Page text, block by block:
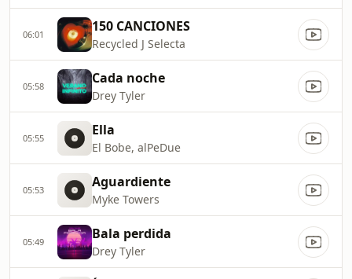
06:01 150 CANCIONES
Recycled J Selecta
05:58 Cada noche
Drey Tyler
05:55 Ella
El Bobe, alPeDue
05:53 Aguardiente
Myke Towers
05:49 Bala perdida
Drey Tyler